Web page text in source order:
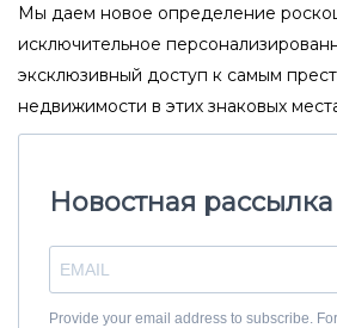
Мы даем новое определение
исключительное
эксклюзивный доступ к самым
недвижимости в этих знаковых
Новостная рассылка
Provide your email address to subscribe.